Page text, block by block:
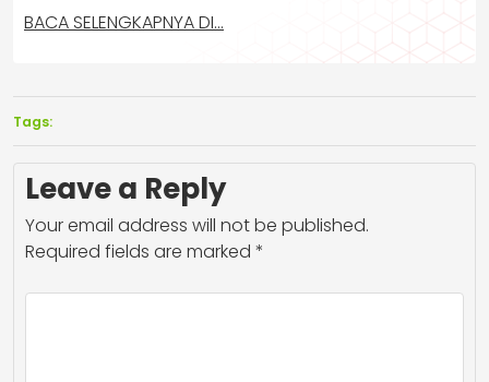
BACA SELENGKAPNYA DI…
Tags:
Leave a Reply
Your email address will not be published.
Required fields are marked *